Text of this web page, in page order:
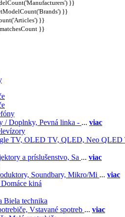
}}
}}
}}
}}
/ Doplnky, Pevná linka - ... viac
TV, OLED TV, QLED, Neo QLED
a príslušenstvo, Sa ... viac
Soundbary, Mikro/Mi ... viac
Domáce kiná
Biela technika
Vstavané spotreb ... viac